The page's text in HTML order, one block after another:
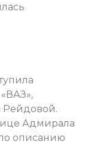
Рейдовой.
Адмирала
описанию